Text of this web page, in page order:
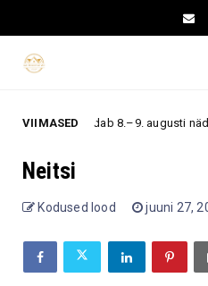
VIIMASEDsaadab 8.–9. augusti
Neitsi
Kodused lood juuni 27,